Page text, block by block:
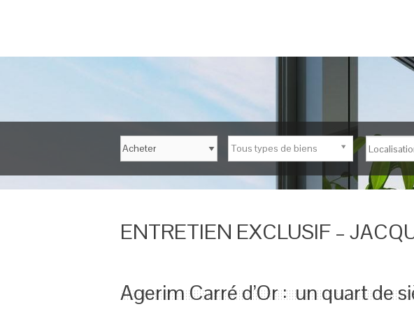
Tous types de biens
ENTRETIEN EXCLUSIF –
Agerim Carré d’Or : un quart de